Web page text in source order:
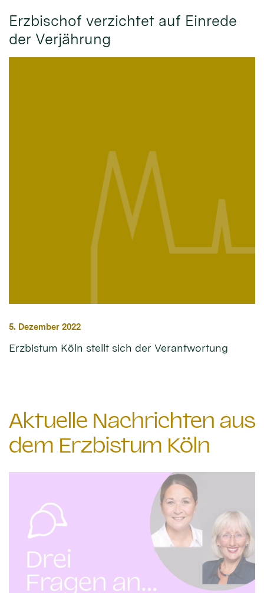
Erzbischof verzichtet auf Einrede
der Verjährung
5. Dezember 2022
Erzbistum Köln stellt sich der Verantwortung
Aktuelle Nachrichten aus
dem Erzbistum Köln